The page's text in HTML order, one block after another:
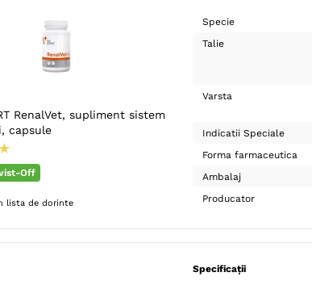
RenalVet, supliment sistem
capsule
★
Off
lista de dorinte
Specie
Talie
Varsta
Indicatii Speciale
Forma farmaceutica
Ambalaj
Producator
Specificații